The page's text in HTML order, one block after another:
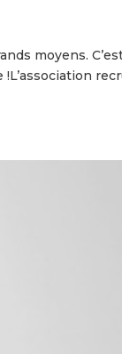
moyens.